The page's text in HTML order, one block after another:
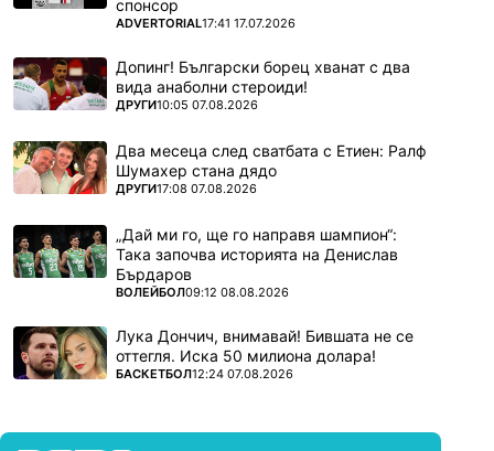
спонсор
ПОВЕЧЕ ОТ
ADVERTORIAL17:41 17.07.2026
Допинг! Български борец хванат с два
вида анаболни стероиди!
ПОВЕЧЕ ОТ
ДРУГИ10:05 07.08.2026
Два месеца след сватбата с Етиен: Ралф
Шумахер стана дядо
ПОВЕЧЕ ОТ
ДРУГИ17:08 07.08.2026
„Дай ми го, ще го направя шампион“:
Така започва историята на Денислав
Бърдаров
ПОВЕЧЕ ОТ
ВОЛЕЙБОЛ09:12 08.08.2026
Лука Дончич, внимавай! Бившата не се
оттегля. Иска 50 милиона долара!
ПОВЕЧЕ ОТ
БАСКЕТБОЛ12:24 07.08.2026